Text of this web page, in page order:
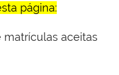
página:
aceitas